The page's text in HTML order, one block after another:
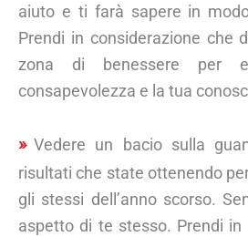
aiuto e ti farà sapere in
Prendi in considerazione che
zona di benessere per
consapevolezza e la tua
Vedere un bacio sulla
risultati che state ottenendo
gli stessi dell’anno scorso.
aspetto di te stesso. Prendi in